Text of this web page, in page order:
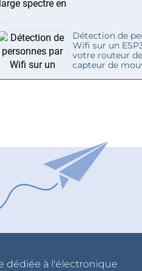
Détection de
Wifi sur un
votre routeur
capteur de
dédiée à l'électronique